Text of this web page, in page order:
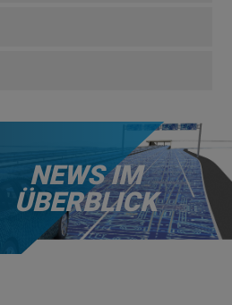
NEWS IM
ÜBERBLICK